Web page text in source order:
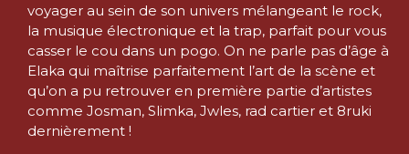
voyager au sein de son univers mélangeant le rock,
la musique électronique et la trap, parfait pour vous
casser le cou dans un pogo. On ne parle pas d’âge à
Elaka qui maîtrise parfaitement l’art de la scène et
qu’on a pu retrouver en première partie d’artistes
comme Josman, Slimka, Jwles, rad cartier et 8ruki
dernièrement !